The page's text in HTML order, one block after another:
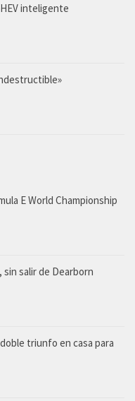
inteligente
E World Championship
sin salir de Dearborn
triunfo en casa para